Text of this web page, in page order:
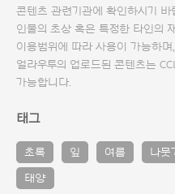
콘텐츠 관련기관에 확인하시기
인물의 초상 혹은 특정한 타인의
이용범위에 따라 사용이 가능하
얼라우투의 업로드된 콘텐츠는
가능합니다.
태그
초록 잎 여름 나뭇
태양